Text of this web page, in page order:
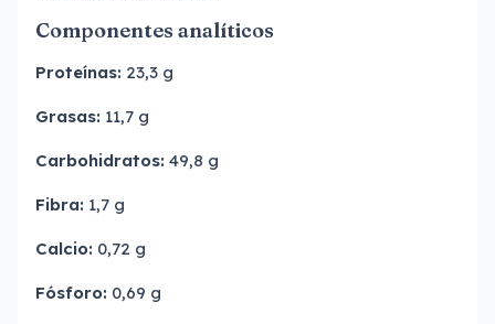
Componentes analíticos
Proteínas: 23,3 g
Grasas: 11,7 g
Carbohidratos: 49,8 g
Fibra: 1,7 g
Calcio: 0,72 g
Fósforo: 0,69 g